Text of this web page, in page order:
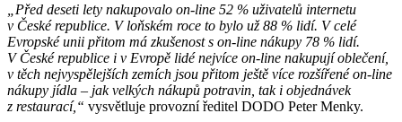
„Před deseti lety nakupovalo on-line 52 % uživatelů internetu
v České republice. V loňském roce to bylo už 88 % lidí. V celé
Evropské unii přitom má zkušenost s on-line nákupy 78 % lidí.
V České republice i v Evropě lidé nejvíce on-line nakupují oblečení,
v těch nejvyspělejších zemích jsou přitom ještě více rozšířené on-line
nákupy jídla – jak velkých nákupů potravin, tak i objednávek
z restaurací,“ vysvětluje provozní ředitel DODO Peter Menky.